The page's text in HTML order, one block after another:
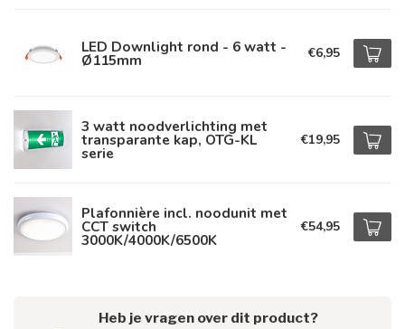
LED Downlight rond - 6 watt -
Ø115mm €6,95
3 watt noodverlichting met
transparante kap, OTG-KL
serie
€19,95
Plafonnière incl. noodunit met
CCT switch
3000K/4000K/6500K
€54,95
Heb je vragen over dit product?